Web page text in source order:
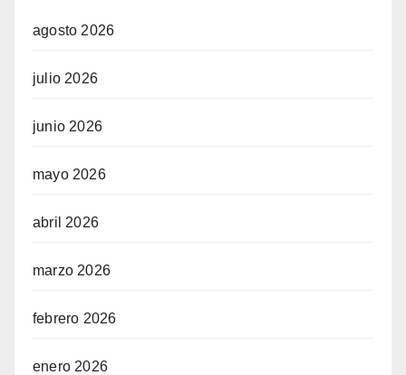
agosto 2026
julio 2026
junio 2026
mayo 2026
abril 2026
marzo 2026
febrero 2026
enero 2026